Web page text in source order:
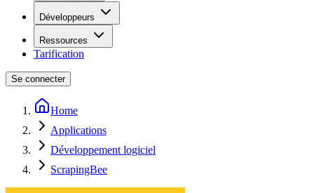
Développeurs
Ressources
Tarification
Se connecter
Home
Applications
Développement logiciel
ScrapingBee